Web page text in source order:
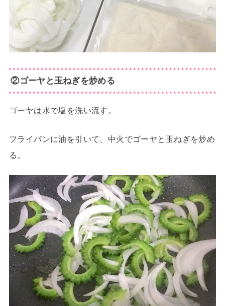
②ゴーヤと玉ねぎを炒める
ゴーヤは水で塩を洗い流す。
フライパンに油を引いて、中火でゴーヤと玉ねぎを炒め
る。